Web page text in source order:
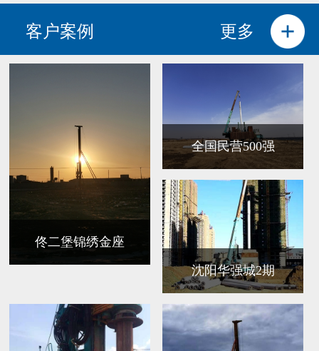
客户案例 更多
佟二堡锦绣金座
全国民营500强
沈阳华强城2期